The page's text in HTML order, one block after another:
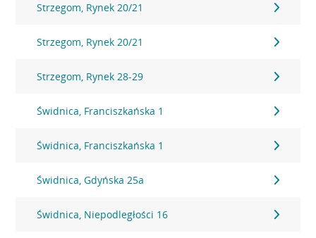
Strzegom, Rynek 20/21
Strzegom, Rynek 20/21
Strzegom, Rynek 28-29
Świdnica, Franciszkańska 1
Świdnica, Franciszkańska 1
Świdnica, Gdyńska 25a
Świdnica, Niepodległości 16